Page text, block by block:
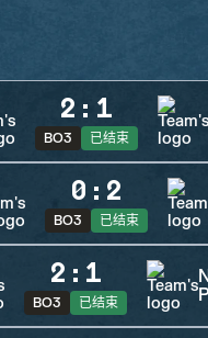
2 : 1
BO3 已结束
0 : 2
BO3 已结束
2 : 1
BO3 已结束